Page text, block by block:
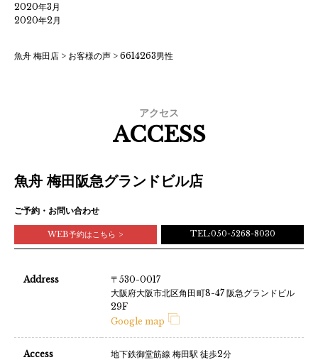
2020年3月
2020年2月
魚舟 梅田店 > お客様の声 > 6614263男性
アクセス
ACCESS
魚舟 梅田阪急グランドビル店
ご予約・お問い合わせ
WEB予約はこちら TEL:050-5268-8030
Address
〒530-0017
大阪府大阪市北区角田町8-47 阪急グランドビル
29F
Google map
Access
地下鉄御堂筋線 梅田駅 徒歩2分